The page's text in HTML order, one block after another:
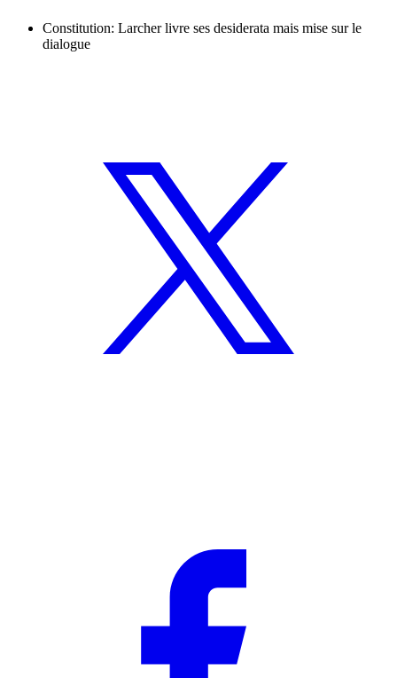
Constitution: Larcher livre ses desiderata mais mise sur le
dialogue